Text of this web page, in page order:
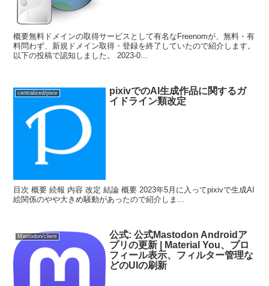
概要無料ドメインの取得サービスとして有名なFreenomが、無料・有
料問わず、新規ドメイン取得・登録を終了していたので紹介します。
以下の投稿で認知しました。 2023-0...
centralized/pixiv
pixivでのAI生成作品に関するガ
イドライン類改定
目次 概要 続報 内容 改定 結論 概要 2023年5月に入ってpixivで生成AI
絵関係のやや大きめ騒動があったので紹介しま...
Mastodon/client
公式: 公式Mastodon Androidア
プリの更新 | Material You、プロ
フィール表示、フィルター管理な
どのUIの刷新